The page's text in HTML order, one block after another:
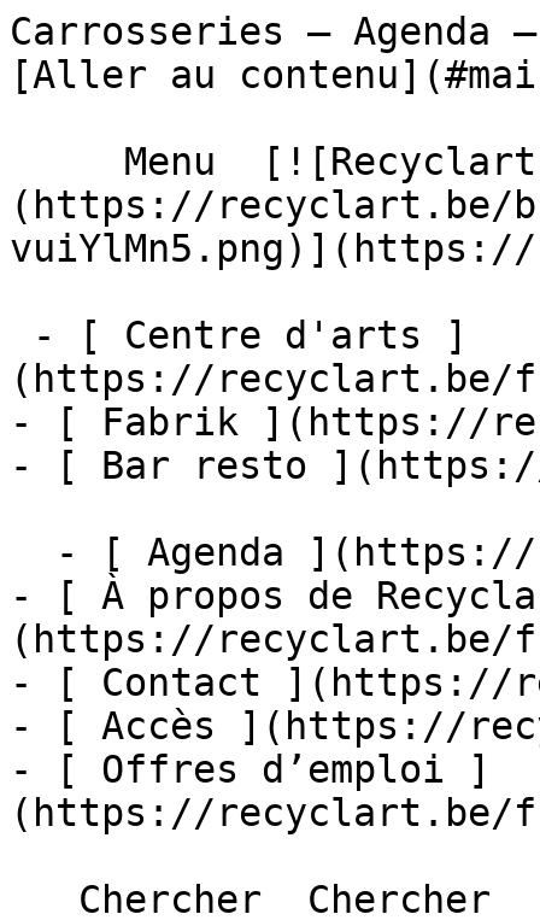
Carrosseries – Agenda
[Aller au
(https://recyclart.be/
(https://recyclart.be/
- [ Fabrik ](https://
- [ Bar resto
- [ À propos de
(https://recyclart.be/
- [ Contact ](https://
- [ Accès ](https://
- [ Offres d’emploi ]
(https://recyclart.be/